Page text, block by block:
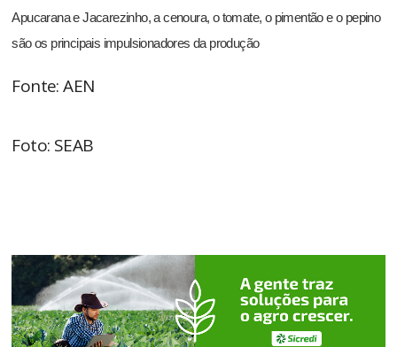
Apucarana e Jacarezinho, a cenoura, o tomate, o pimentão e o pepino
são os principais impulsionadores da produção
Fonte: AEN
Foto: SEAB